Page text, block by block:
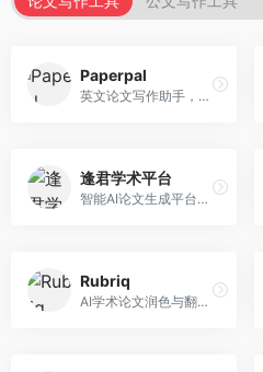
Paperpal
英文论文写作助手，专注于学术英语润色。面向需要发表国际期刊的研究者，提供语法检查、学术表达优化、格式规范等服务，英语表达地道专业。
逢君学术平台
智能AI论文生成平台，支持查重检测。面向高校学生和研究人员，提供论文选题、内容生成、查重修改等一站式服务，学术写作流程完整。
Rubriq
AI学术论文润色与翻译平台。面向国际期刊投稿者，提供论文润色、翻译、格式调整等服务，支持多语言，学术表达专业规范。